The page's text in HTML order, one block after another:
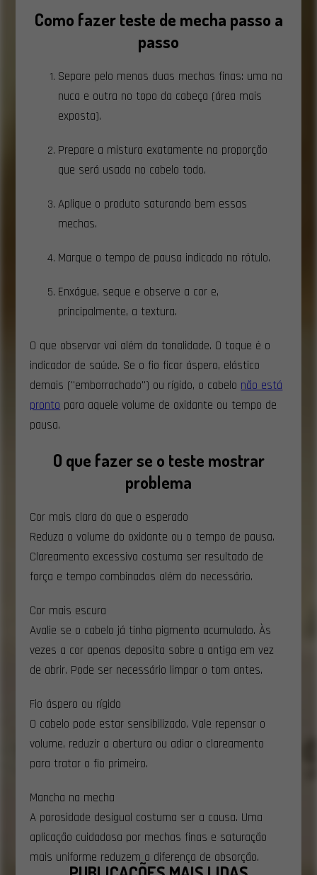
Como fazer teste de mecha passo a
passo
Separe pelo menos duas mechas finas: uma na
nuca e outra no topo da cabeça (área mais
exposta).
Prepare a mistura exatamente na proporção
que será usada no cabelo todo.
Aplique o produto saturando bem essas
mechas.
Marque o tempo de pausa indicado no rótulo.
Enxágue, seque e observe a cor e,
principalmente, a textura.
O que observar vai além da tonalidade. O toque é o
indicador de saúde. Se o fio ficar áspero, elástico
demais ("emborrachado") ou rígido, o cabelo não está
pronto para aquele volume de oxidante ou tempo de
pausa.
O que fazer se o teste mostrar
problema
Cor mais clara do que o esperado
Reduza o volume do oxidante ou o tempo de pausa.
Clareamento excessivo costuma ser resultado de
força e tempo combinados além do necessário.
Cor mais escura
Avalie se o cabelo já tinha pigmento acumulado. Às
vezes a cor apenas deposita sobre a antiga em vez
de abrir. Pode ser necessário limpar o tom antes.
Fio áspero ou rígido
O cabelo pode estar sensibilizado. Vale repensar o
volume, reduzir a abertura ou adiar o clareamento
para tratar o fio primeiro.
Mancha na mecha
A porosidade desigual costuma ser a causa. Uma
aplicação cuidadosa por mechas finas e saturação
mais uniforme reduzem a diferença de absorção.